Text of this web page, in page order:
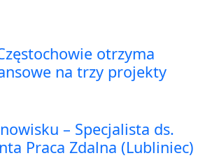
otrzyma
na trzy projekty
– Specjalista ds.
Praca Zdalna (Lubliniec)